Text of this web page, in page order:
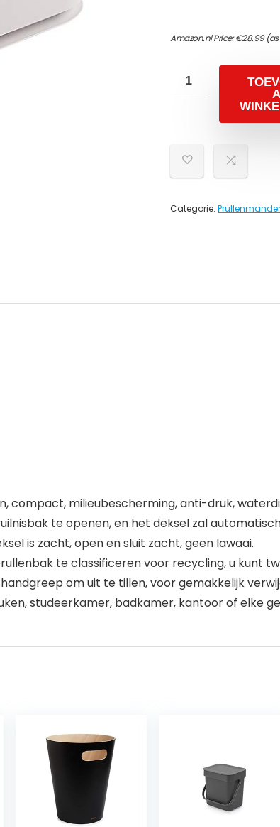
Amazon.nl Price:€28.99(as
Categorie:
compact, milieubescherming, anti-druk,
te openen, en het deksel zal
is zacht, open en sluit zacht, geen lawaai.
te classificeren voor recycling, u kunt
om uit te tillen, voor gemakkelijk
studeerkamer, badkamer, kantoor of elke